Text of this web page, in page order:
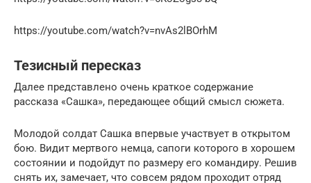
https://youtube.com/watch?v=nvAs2lBOrhM
Тезисный пересказ
Далее представлено очень краткое содержание
рассказа «Сашка», передающее общий смысл сюжета.
Молодой солдат Сашка впервые участвует в открытом
бою. Видит мертвого немца, сапоги которого в хорошем
состоянии и подойдут по размеру его командиру. Решив
снять их, замечает, что совсем рядом проходит отряд